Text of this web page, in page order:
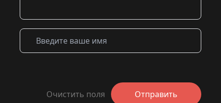
Очистить поля Отправить